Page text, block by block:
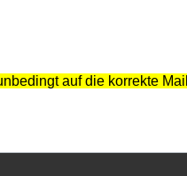
auf die korrekte